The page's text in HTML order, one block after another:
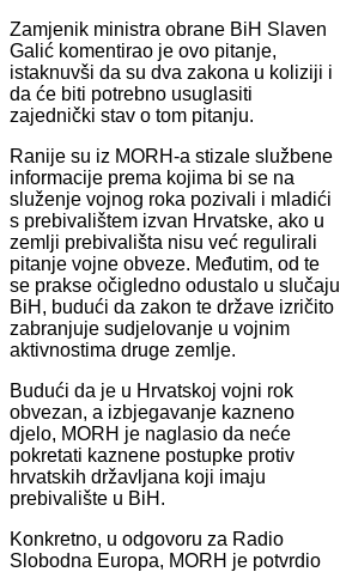
Zamjenik ministra obrane BiH Slaven
Galić komentirao je ovo pitanje,
istaknuvši da su dva zakona u koliziji i
da će biti potrebno usuglasiti
zajednički stav o tom pitanju.
Ranije su iz MORH-a stizale službene
informacije prema kojima bi se na
služenje vojnog roka pozivali i mladići
s prebivalištem izvan Hrvatske, ako u
zemlji prebivališta nisu već regulirali
pitanje vojne obveze. Međutim, od te
se prakse očigledno odustalo u slučaju
BiH, budući da zakon te države izričito
zabranjuje sudjelovanje u vojnim
aktivnostima druge zemlje.
Budući da je u Hrvatskoj vojni rok
obvezan, a izbjegavanje kazneno
djelo, MORH je naglasio da neće
pokretati kaznene postupke protiv
hrvatskih državljana koji imaju
prebivalište u BiH.
Konkretno, u odgovoru za Radio
Slobodna Europa, MORH je potvrdio